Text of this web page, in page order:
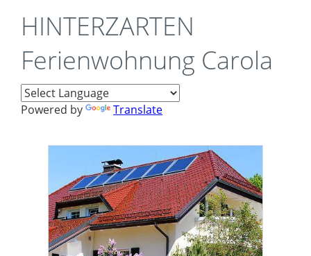
HINTERZARTEN
Ferienwohnung Carola
Powered by Translate